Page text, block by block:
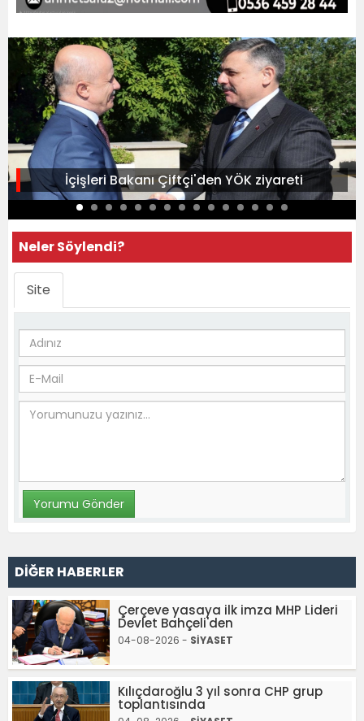
İçişleri Bakanı Çiftçi'den YÖK ziyareti
Neler Söylendi?
Site
DİĞER HABERLER
Çerçeve yasaya ilk imza MHP Lideri
Devlet Bahçeli'den
04-08-2026 - SİYASET
Kılıçdaroğlu 3 yıl sonra CHP grup
toplantısında